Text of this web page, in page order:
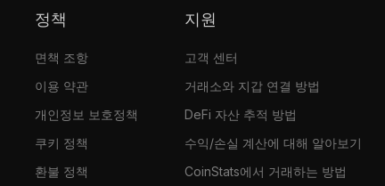
정책
면책 조항
이용 약관
개인정보 보호정책
쿠키 정책
환불 정책
지원
고객 센터
거래소와 지갑 연결 방법
DeFi 자산 추적 방법
수익/손실 계산에 대해 알아보기
CoinStats에서 거래하는 방법